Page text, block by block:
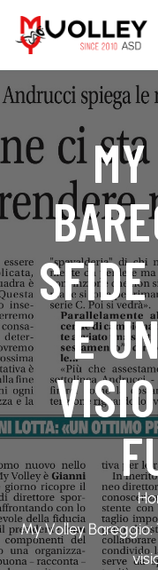
E
My Volley